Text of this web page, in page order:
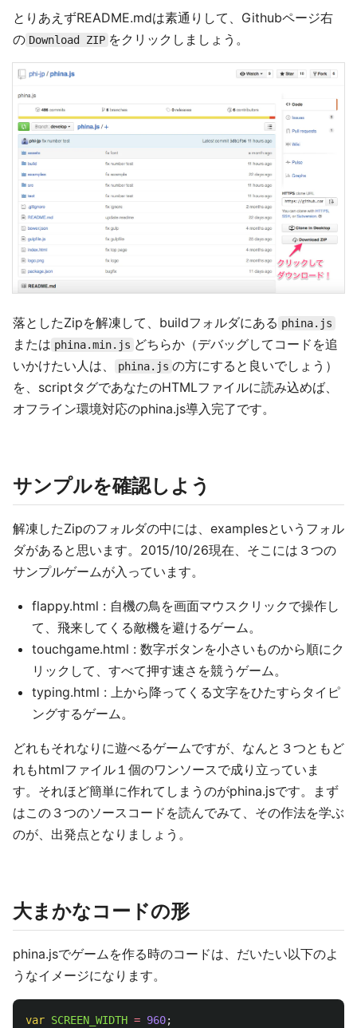
とりあえずREADME.mdは素通りして、Githubページ右
の Download ZIP をクリックしましょう。
落としたZipを解凍して、buildフォルダにある phina.js
または phina.min.js どちらか（デバッグしてコードを追
いかけたい人は、
phina.js の方にすると良いでしょう）
を、scriptタグであなたのHTMLファイルに読み込めば、
オフライン環境対応のphina.js導入完了です。
サンプルを確認しよう
解凍したZipのフォルダの中には、examplesというフォル
ダがあると思います。2015/10/26現在、そこには３つの
サンプルゲームが入っています。
flappy.html : 自機の鳥を画面マウスクリックで操作し
て、飛来してくる敵機を避けるゲーム。
touchgame.html : 数字ボタンを小さいものから順にク
リックして、すべて押す速さを競うゲーム。
typing.html : 上から降ってくる文字をひたすらタイピ
ングするゲーム。
どれもそれなりに遊べるゲームですが、なんと３つともど
れもhtmlファイル１個のワンソースで成り立っていま
す。それほど簡単に作れてしまうのがphina.jsです。まず
はこの３つのソースコードを読んでみて、その作法を学ぶ
のが、出発点となりましょう。
大まかなコードの形
phina.jsでゲームを作る時のコードは、だいたい以下のよ
うなイメージになります。
var SCREEN_WIDTH = 960;